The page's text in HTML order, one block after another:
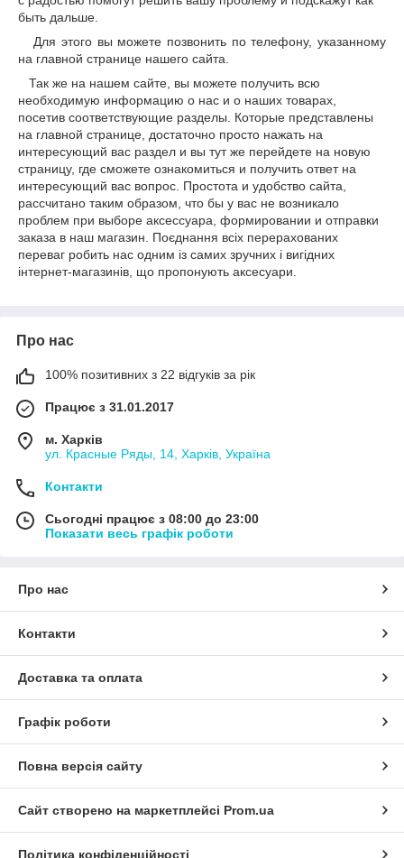
быть дальше.
Для этого вы можете позвонить по телефону, указанному
на главной странице нашего сайта.
Так же на нашем сайте, вы можете получить всю
необходимую информацию о нас и о наших товарах,
посетив соответствующие разделы. Которые представлены
на главной странице, достаточно просто нажать на
интересующий вас раздел и вы тут же перейдете на новую
страницу, где сможете ознакомиться и получить ответ на
интересующий вас вопрос. Простота и удобство сайта,
рассчитано таким образом, что бы у вас не возникало
проблем при выборе аксессуара, формировании и отправки
заказа в наш магазин. Поєднання всіх перерахованих
переваг робить нас одним із самих зручних і вигідних
інтернет-магазинів, що пропонують аксесуари.
Про нас
100% позитивних з 22 відгуків за рік
Працює з 31.01.2017
м. Харків
ул. Красные Ряды, 14, Харків, Україна
Контакти
Сьогодні працює з 08:00 до 23:00
Показати весь графік роботи
Про нас
Контакти
Доставка та оплата
Графік роботи
Повна версія сайту
Сайт створено на маркетплейсі Prom.ua
Політика конфіденційності